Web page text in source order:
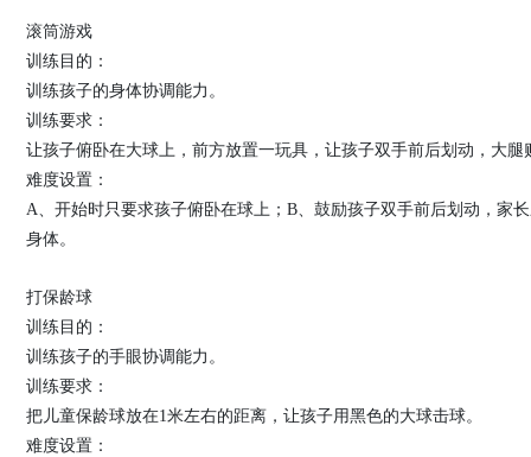
滚筒游戏
训练目的：
训练孩子的身体协调能力。
训练要求：
让孩子俯卧在大球上，前方放置一玩具，让孩子双手前后划动，大
难度设置：
A、开始时只要求孩子俯卧在球上；B、鼓励孩子双手前后划动，家
身体。
打保龄球
训练目的：
训练孩子的手眼协调能力。
训练要求：
把儿童保龄球放在1米左右的距离，让孩子用黑色的大球击球。
难度设置：